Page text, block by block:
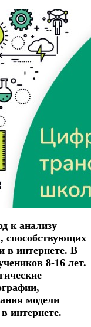
к анализу
способствующих
в интернете. В
8-16 лет.
модели
интернете.